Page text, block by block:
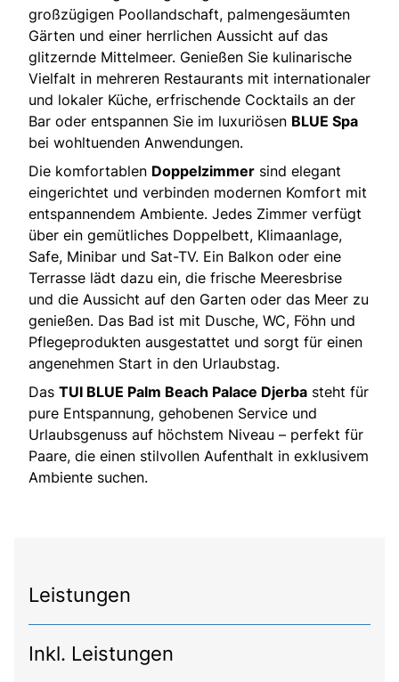
großzügigen Poollandschaft, palmengesäumten
Gärten und einer herrlichen Aussicht auf das
glitzernde Mittelmeer. Genießen Sie kulinarische
Vielfalt in mehreren Restaurants mit internationaler
und lokaler Küche, erfrischende Cocktails an der
Bar oder entspannen Sie im luxuriösen BLUE Spa
bei wohltuenden Anwendungen.
Die komfortablen Doppelzimmer sind elegant
eingerichtet und verbinden modernen Komfort mit
entspannendem Ambiente. Jedes Zimmer verfügt
über ein gemütliches Doppelbett, Klimaanlage,
Safe, Minibar und Sat-TV. Ein Balkon oder eine
Terrasse lädt dazu ein, die frische Meeresbrise
und die Aussicht auf den Garten oder das Meer zu
genießen. Das Bad ist mit Dusche, WC, Föhn und
Pflegeprodukten ausgestattet und sorgt für einen
angenehmen Start in den Urlaubstag.
Das TUI BLUE Palm Beach Palace Djerba steht für
pure Entspannung, gehobenen Service und
Urlaubsgenuss auf höchstem Niveau – perfekt für
Paare, die einen stilvollen Aufenthalt in exklusivem
Ambiente suchen.
Leistungen
Inkl. Leistungen